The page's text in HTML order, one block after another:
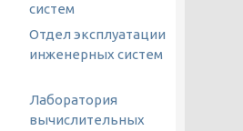
систем
Отдел эксплуатации
инженерных систем
Лаборатория
вычислительных